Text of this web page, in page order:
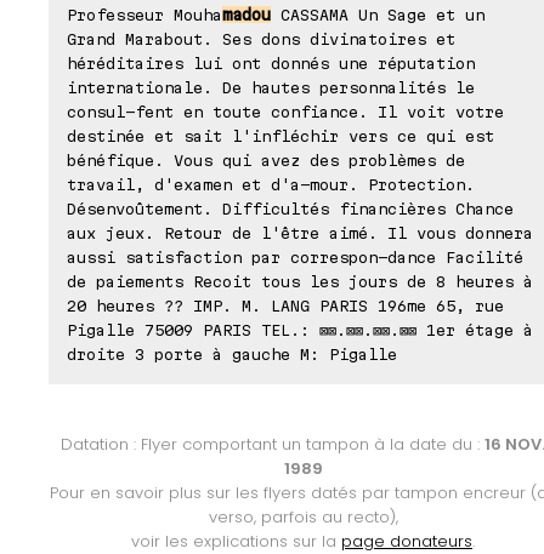
Professeur Mouhamadou CASSAMA Un Sage et un
Grand Marabout. Ses dons divinatoires et
héréditaires lui ont donnés une réputation
internationale. De hautes personnalités le
consul-fent en toute confiance. Il voit votre
destinée et sait l'infléchir vers ce qui est
bénéfique. Vous qui avez des problèmes de
travail, d'examen et d'a-mour. Protection.
Désenvoûtement. Difficultés financières Chance
aux jeux. Retour de l'être aimé. Il vous donnera
aussi satisfaction par correspon-dance Facilité
de paiements Recoit tous les jours de 8 heures à
20 heures ?? IMP. M. LANG PARIS 196me 65, rue
Pigalle 75009 PARIS TEL.: ⊠⊠.⊠⊠.⊠⊠.⊠⊠ 1er étage à
droite 3 porte à gauche M: Pigalle
Datation : Flyer comportant un tampon à la date du : 16 NOV.
1989
Pour en savoir plus sur les flyers datés par tampon encreur
verso, parfois au recto),
voir les explications sur la page donateurs.